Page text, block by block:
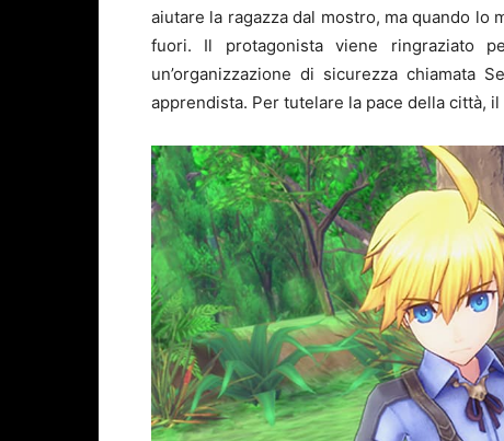
aiutare la ragazza dal mostro, ma quando lo
fuori. Il protagonista viene ringraziato
un’organizzazione di sicurezza chiamata
apprendista. Per tutelare la pace della città,